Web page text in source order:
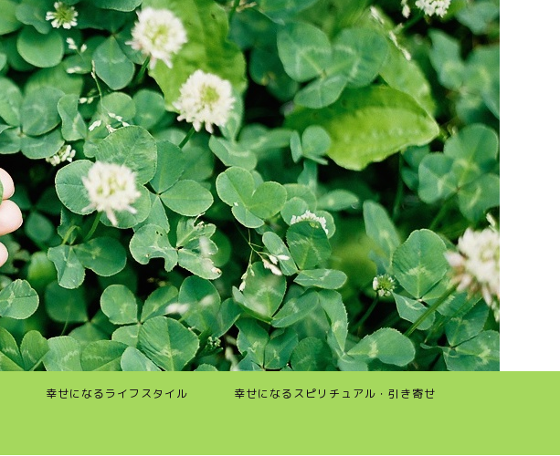
幸せになるライフスタイル 幸せになるスピリチュアル・引き寄せ